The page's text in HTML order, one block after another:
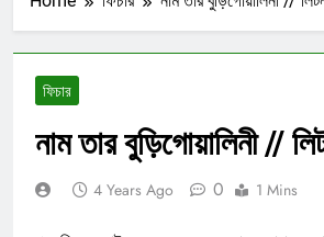
ফিচার
নাম তার বুড়িগোয়ালিনী //
4 Years Ago 0 1 Mins